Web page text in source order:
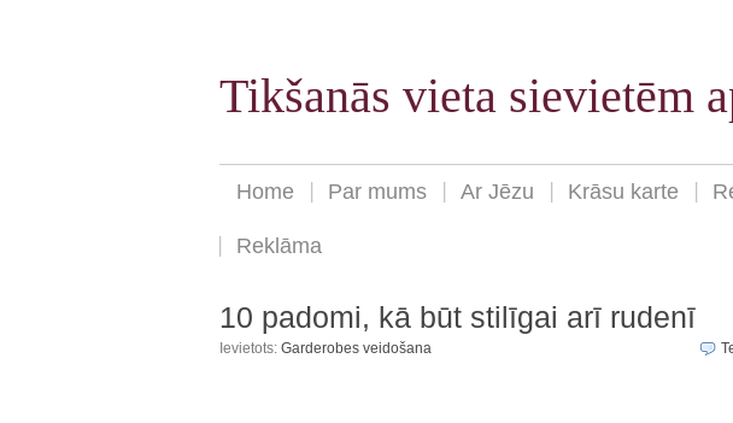
Tikšanās vieta sievietēm
Home Par mums Ar Jēzu Krāsu karte
Reklāma
10 padomi, kā būt stilīgai arī rudenī
Ievietots: Garderobes veidošana